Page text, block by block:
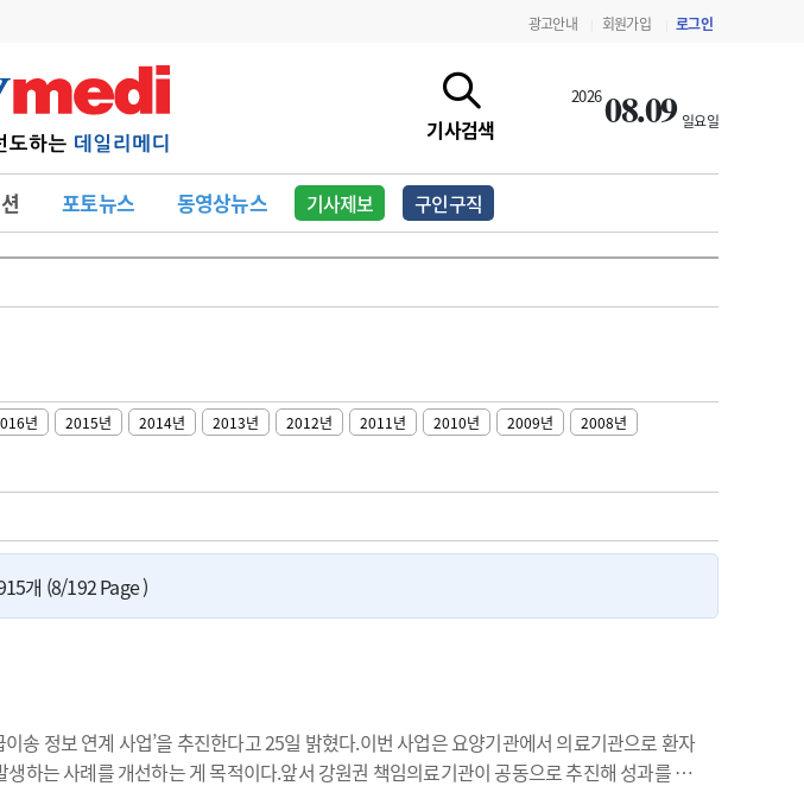
광고안내 회원가입 로그인
기사검색
202608.09 일요일
포토뉴스 동영상뉴스 기사제보 구인구직
6
관리급여 실시
10 약가인하
정책/통계 공시 지침·기준·평가 약제급여 심사 결과
년 2015년 2014년 2013년 2012년 2011년 2010년 2009년
2008년
개 (8/192 Page )
이송 정보 연계 사업’을 추진한다고 25일 밝혔다.이번 사업은 요양기관에서 의료기관으로 환자
하는 사례를 개선하는 게 목적이다.앞서 강원권 책임의료기관이 공동으로 추진해 성과를 거